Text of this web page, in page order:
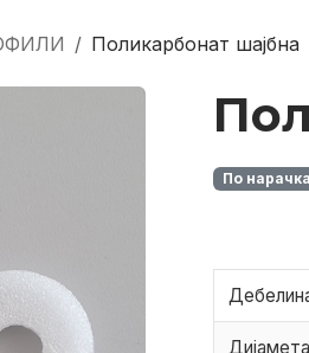
Поликарбонат шајбна
По нарачка